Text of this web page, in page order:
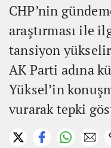
CHP’nin
araştırması ile
tansiyon
AK Parti adına
Yüksel’in
vurarak tepki